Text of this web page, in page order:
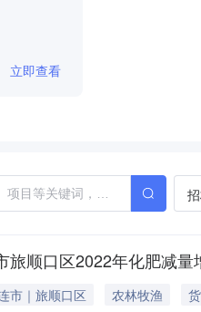
立即查看
顺口区2022年化肥减
市｜旅顺口区 农林牧渔